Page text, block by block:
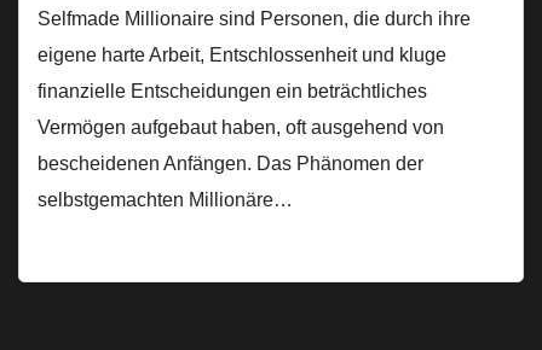
Selfmade Millionaire sind Personen, die durch ihre
eigene harte Arbeit, Entschlossenheit und kluge
finanzielle Entscheidungen ein beträchtliches
Vermögen aufgebaut haben, oft ausgehend von
bescheidenen Anfängen. Das Phänomen der
selbstgemachten Millionäre…